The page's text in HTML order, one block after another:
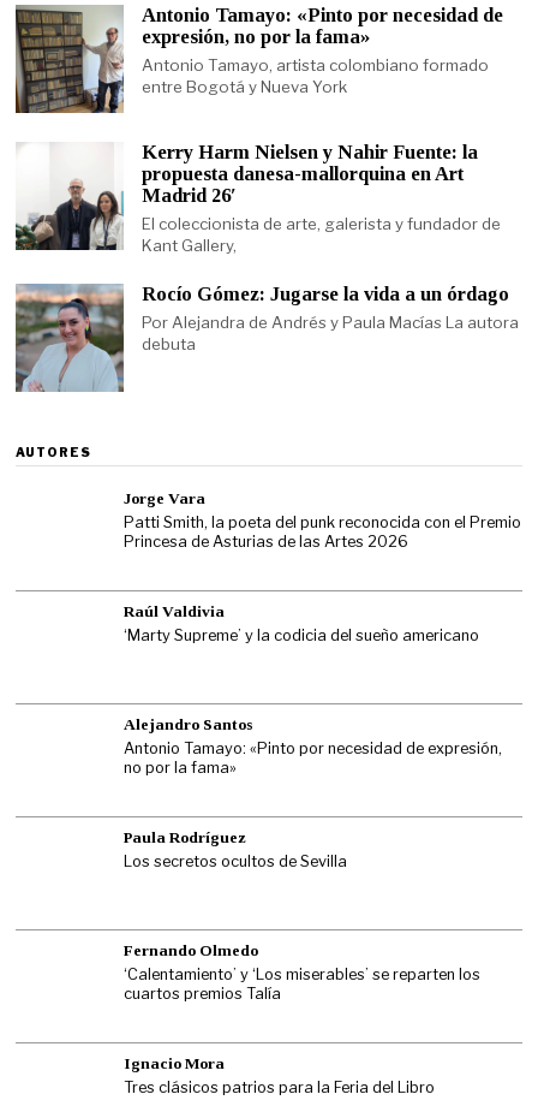
Antonio Tamayo: «Pinto por necesidad de
expresión, no por la fama»
Antonio Tamayo, artista colombiano formado
entre Bogotá y Nueva York
Kerry Harm Nielsen y Nahir Fuente: la
propuesta danesa-mallorquina en Art
Madrid 26′
El coleccionista de arte, galerista y fundador de
Kant Gallery,
Rocío Gómez: Jugarse la vida a un órdago
Por Alejandra de Andrés y Paula Macías La autora
debuta
AUTORES
Jorge Vara
Patti Smith, la poeta del punk reconocida con el Premio
Princesa de Asturias de las Artes 2026
Raúl Valdivia
‘Marty Supreme’ y la codicia del sueño americano
Alejandro Santos
Antonio Tamayo: «Pinto por necesidad de expresión,
no por la fama»
Paula Rodríguez
Los secretos ocultos de Sevilla
Fernando Olmedo
‘Calentamiento’ y ‘Los miserables’ se reparten los
cuartos premios Talía
Ignacio Mora
Tres clásicos patrios para la Feria del Libro